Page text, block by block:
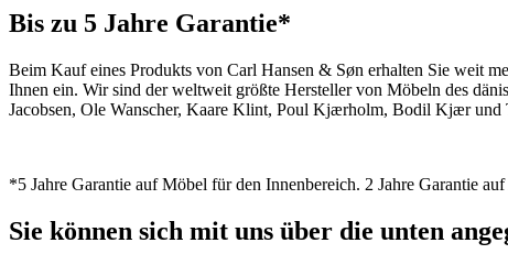
Bis zu 5 Jahre Garantie*
Beim Kauf eines Produkts von Carl Hansen & Søn erhalten Sie weit
Ihnen ein. Wir sind der weltweit größte Hersteller von Möbeln des
Jacobsen, Ole Wanscher, Kaare Klint, Poul Kjærholm, Bodil Kjær und
*5 Jahre Garantie auf Möbel für den Innenbereich. 2 Jahre Garantie
Sie können sich mit uns über die unten